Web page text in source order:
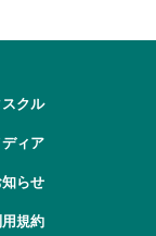
スクル
ディア
知らせ
規約